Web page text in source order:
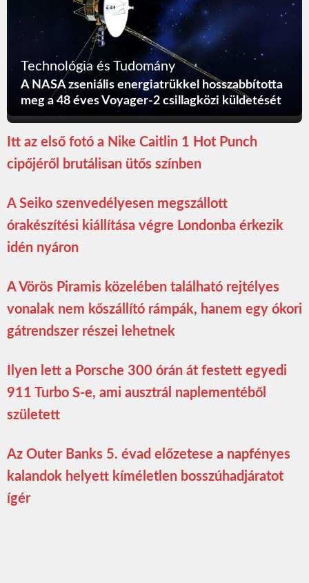
Technológia és Tudomány
A NASA zseniális energiatrükkel hosszabbította
meg a 48 éves Voyager-2 csillagközi küldetését
Itt az első fotó a Nike Caitlin 1 Hot Punch
cipőjéről brutálisan ütős színben
A Seiko szenvedélyesen megszállott
órakészítési kiállítása végre Londonba érkezik
idén nyáron
A Vörös Piramis közelében található rejtélyes
vonalak nem kőszállító rámpák, hanem egy ókori
gátrendszer részei lehetnek
Ilyen lett a Porsche 300 órán át festett egyedi
911 Turbo S-e, ami ausztrál naplementéből
született
Az Outer Banks 5. évad előzetese a napfényes
kalandok helyett kíméletlen bosszúhadjáratot
ígér